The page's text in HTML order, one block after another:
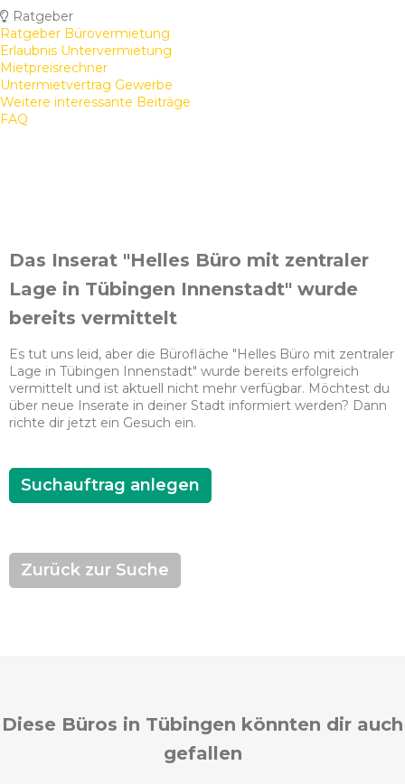
Ratgeber
Ratgeber Bürovermietung
Erlaubnis Untervermietung
Mietpreisrechner
Untermietvertrag Gewerbe
Weitere interessante Beiträge
FAQ
Das Inserat "Helles Büro mit zentraler
Lage in Tübingen Innenstadt" wurde
bereits vermittelt
Es tut uns leid, aber die Bürofläche "Helles Büro mit zentraler
Lage in Tübingen Innenstadt" wurde bereits erfolgreich
vermittelt und ist aktuell nicht mehr verfügbar. Möchtest du
über neue Inserate in deiner Stadt informiert werden? Dann
richte dir jetzt ein Gesuch ein.
Suchauftrag anlegen
Zurück zur Suche
Diese Büros in Tübingen könnten dir auch
gefallen